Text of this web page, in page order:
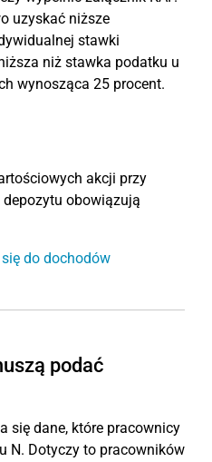
uzyskać niższe
stawki
niż stawka podatku u
wynosząca 25 procent.
akcji przy
obowiązują
do dochodów
podać
się dane, które pracownicy
N. Dotyczy to pracowników